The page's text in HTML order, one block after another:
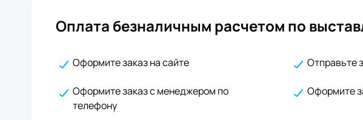
Оплата безналичным расчетом по
Оформите заказ на сайте Отправьте
Оформите заказ с менеджером по
телефону
Оформите